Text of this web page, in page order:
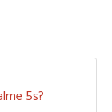
5s?